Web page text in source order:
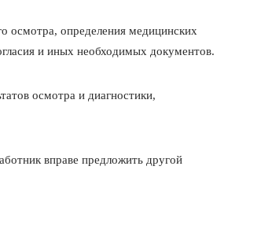
осмотра, определения медицинских
и иных необходимых документов.
осмотра и диагностики,
вправе предложить другой